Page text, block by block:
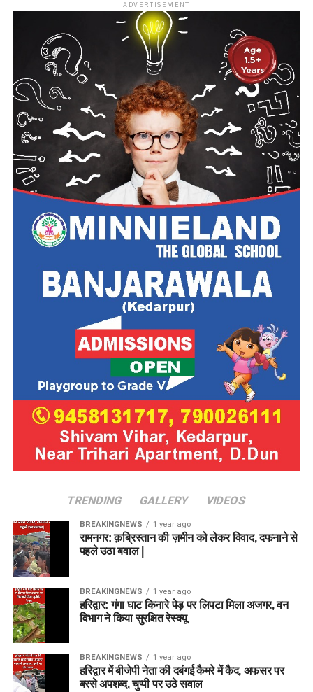
ADVERTISEMENT
TRENDING GALLERY VIDEOS
BREAKINGNEWS 1 year ago
रामनगर: क़ब्रिस्तान की ज़मीन को लेकर विवाद, दफनाने से
पहले उठा बवाल |
BREAKINGNEWS 1 year ago
हरिद्वार: गंगा घाट किनारे पेड़ पर लिपटा मिला अजगर, वन
विभाग ने किया सुरक्षित रेस्क्यू
BREAKINGNEWS 1 year ago
हरिद्वार में बीजेपी नेता की दबंगई कैमरे में कैद, अफसर पर
बरसे अपशब्द, चुप्पी पर उठे सवाल